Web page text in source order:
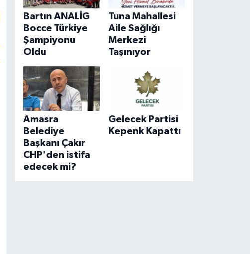
Bartın ANALİG
Bocce Türkiye
Şampiyonu
Oldu
Tuna Mahallesi
Aile Sağlığı
Merkezi
Taşınıyor
Amasra
Belediye
Başkanı Çakır
CHP'den istifa
edecek mi?
Gelecek Partisi
Kepenk Kapattı